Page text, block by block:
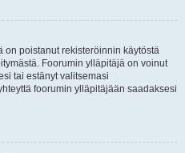
on poistanut rekisteröinnin käytöstä
Foorumin ylläpitäjä on voinut
tai estänyt valitsemasi
foorumin ylläpitäjään saadaksesi